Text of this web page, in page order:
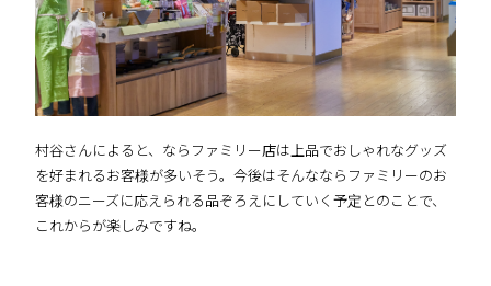
村谷さんによると、ならファミリー店は上品でおしゃれなグッズ
を好まれるお客様が多いそう。今後はそんなならファミリーのお
客様のニーズに応えられる品ぞろえにしていく予定とのことで、
これからが楽しみですね。